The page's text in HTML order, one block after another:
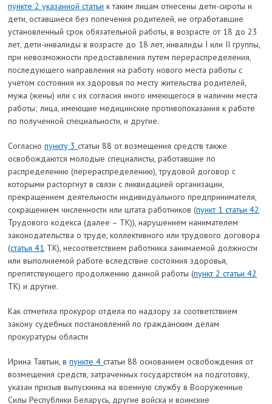
пункте 2 указанной статьи к таким лицам отнесены дети-сироты и
дети, оставшиеся без попечения родителей, не отработавшие
установленный срок обязательной работы, в возрасте от 18 до 23
лет, дети-инвалиды в возрасте до 18 лет, инвалиды I или II группы,
при невозможности предоставления путем перераспределения,
последующего направления на работу нового места работы с
учетом состояния их здоровья по месту жительства родителей,
мужа (жены) или с их согласия иного имеющегося в наличии места
работы; лица, имеющие медицинские противопоказания к работе
по полученной специальности, и другие.
Согласнопункту 3статьи 88 от возмещения средств также
освобождаются молодые специалисты, работавшие по
распределению (перераспределению), трудовой договор с
которыми расторгнут в связи с ликвидацией организации,
прекращением деятельности индивидуального предпринимателя,
сокращением численности или штата работников (пункт 1 статьи 42
Трудового кодекса (далее – ТК)), нарушением нанимателем
законодательства о труде, коллективного или трудового договора
(статья 41 ТК), несоответствием работника занимаемой должности
или выполняемой работе вследствие состояния здоровья,
препятствующего продолжению данной работы (пункт 2 статьи 42
ТК) и другие.
Как отметила прокурор отдела по надзору за соответствием
закону судебных постановлений по гражданским делам
прокуратуры области
Ирина Тавтын, впункте 4статьи 88 основанием освобождения от
возмещения средств, затраченных государством на подготовку,
указан призыв выпускника на военную службу в Вооруженные
Силы Республики Беларусь, другие войска и воинские